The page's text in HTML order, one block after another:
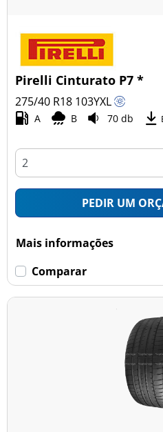
Pirelli Cinturato P7 *
275/40 R18 103YXL
A B 70 db
PEDIR UM
Mais informações
Comparar